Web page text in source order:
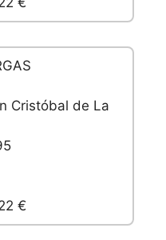
Cristóbal de La
€